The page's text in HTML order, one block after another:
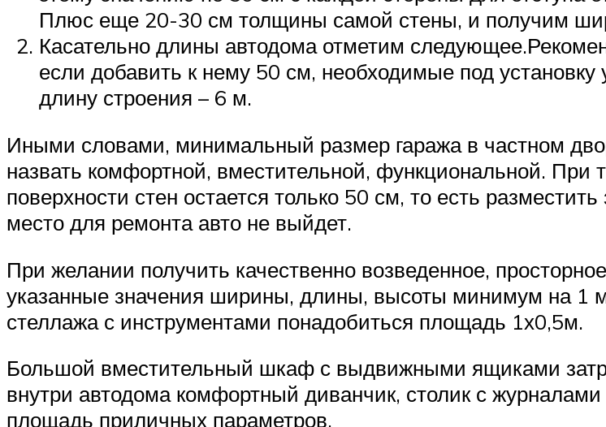
Плюс еще 20-30 см толщины самой стены, и получим
Касательно длины автодома отметим
если добавить к нему 50 см, необходимые под установку
длину строения – 6 м.
Иными словами, минимальный размер гаража в частном
назвать комфортной, вместительной, функциональной. При
поверхности стен остается только 50 см, то есть
место для ремонта авто не выйдет.
При желании получить качественно возведенное,
указанные значения ширины, длины, высоты минимум на 1
стеллажа с инструментами понадобиться площадь 1х0,5м.
Большой вместительный шкаф с выдвижными ящиками
внутри автодома комфортный диванчик, столик с
площадь приличных параметров.